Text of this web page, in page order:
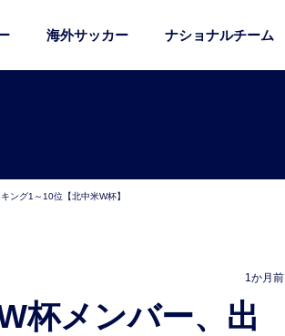
海外サッカー ナショナルチーム
ング1～10位【北中米W杯】
1か月前